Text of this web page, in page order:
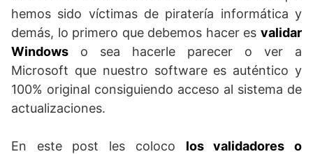
hemos sido víctimas de piratería informática y
demás, lo primero que debemos hacer es validar
Windows o sea hacerle parecer o ver a
Microsoft que nuestro software es auténtico y
100% original consiguiendo acceso al sistema de
actualizaciones.
En este post les coloco los validadores o